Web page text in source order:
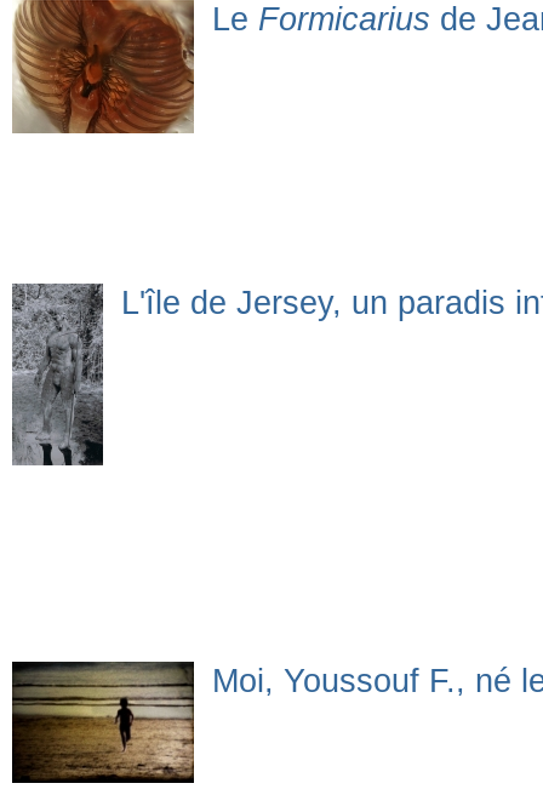
Le Formicarius de
L'île de Jersey, un paradis
Moi, Youssouf F., né